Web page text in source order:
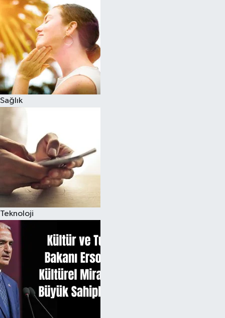
Sağlık
Teknoloji